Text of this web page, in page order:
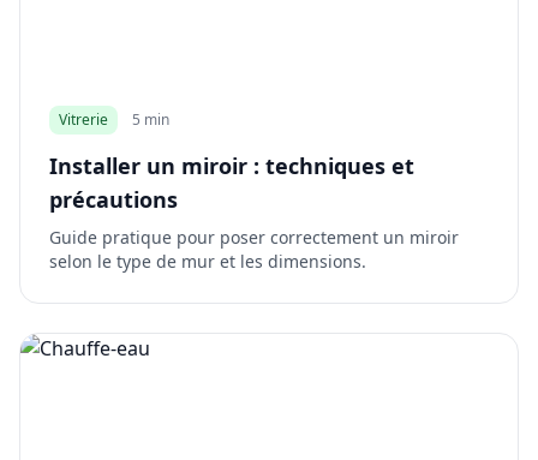
Vitrerie 5 min
Installer un miroir : techniques et
précautions
Guide pratique pour poser correctement un miroir
selon le type de mur et les dimensions.